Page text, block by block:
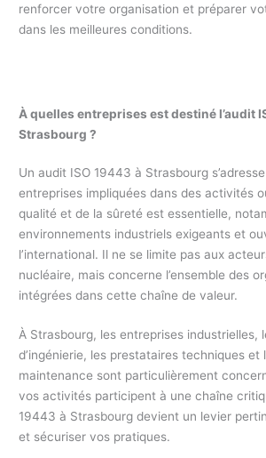
renforcer votre organisation et préparer
dans les meilleures conditions.
À quelles entreprises est destiné l’audit
Strasbourg ?
Un audit ISO 19443 à Strasbourg
entreprises impliquées dans des activités
qualité et de la sûreté est essentielle,
environnements industriels exigeants et
l’international. Il ne se limite pas aux
nucléaire, mais concerne l’ensemble des
intégrées dans cette chaîne de valeur.
À Strasbourg, les entreprises industrielles,
d’ingénierie, les prestataires techniques et
maintenance sont particulièrement
vos activités participent à une chaîne
19443 à Strasbourg devient un levier
et sécuriser vos pratiques.